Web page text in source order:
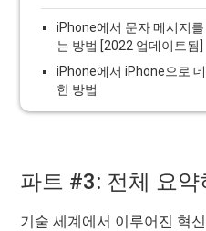
iPhone에서 문자 메시지
는 방법 [2022 업데이트됨]
iPhone에서 iPhone으로
한 방법
파트 #3: 전체 요약
기술 세계에서 이루어진 혁